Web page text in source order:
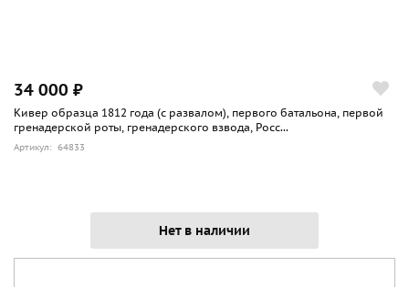
34 000 ₽
Кивер образца 1812 года (с развалом), первого батальона, первой
гренадерской роты, гренадерского взвода, Росс...
Артикул: 64833
Нет в наличии